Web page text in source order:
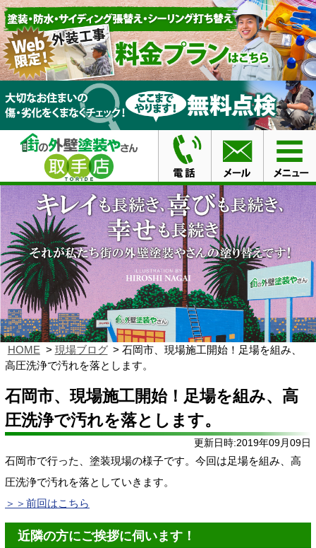
HOME 現場ブログ
石岡市、現場施工開始！足場を組み、
高圧洗浄で汚れを落とします。
石岡市、現場施工開始！足場を組み、高
圧洗浄で汚れを落とします。
更新日時:2019年09月09日
石岡市で行った、塗装現場の様子です。今回は足場を組み、高
圧洗浄で汚れを落としていきます。
＞＞前回はこちら
近隣の方にご挨拶に伺います！